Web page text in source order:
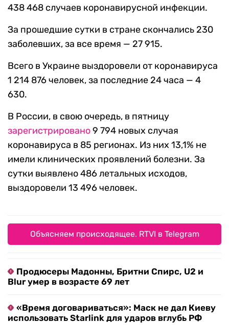
438 468 случаев коронавирусной инфекции.
За прошедшие сутки в стране скончались 230
заболевших, за все время — 27 915.
Всего в Украине выздоровели от коронавируса
1 214 876 человек, за последние 24 часа — 4
630.
В России, в свою очередь, в пятницу
зарегистрировано9 794 новых случая
коронавируса в 85 регионах. Из них 13,1% не
имели клинических проявлений болезни. За
сутки выявлено 486 летальных исходов,
выздоровели 13 496 человек.
Объясняем происходящее. RTVI в Telegram
Продюсеры Мадонны, Бритни Спирс, U2 и
Blur умер в возрасте 69 лет
«Время договариваться»: Маск не дал Киеву
использовать Starlink для ударов вглубь РФ